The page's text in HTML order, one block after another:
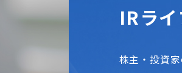
IRラ
株主・投資